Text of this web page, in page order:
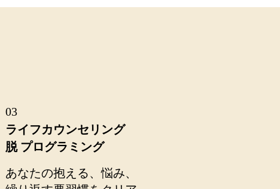
​​ライフカウンセリング
​脱 プログラミング
03
​あなたの抱える、悩み、